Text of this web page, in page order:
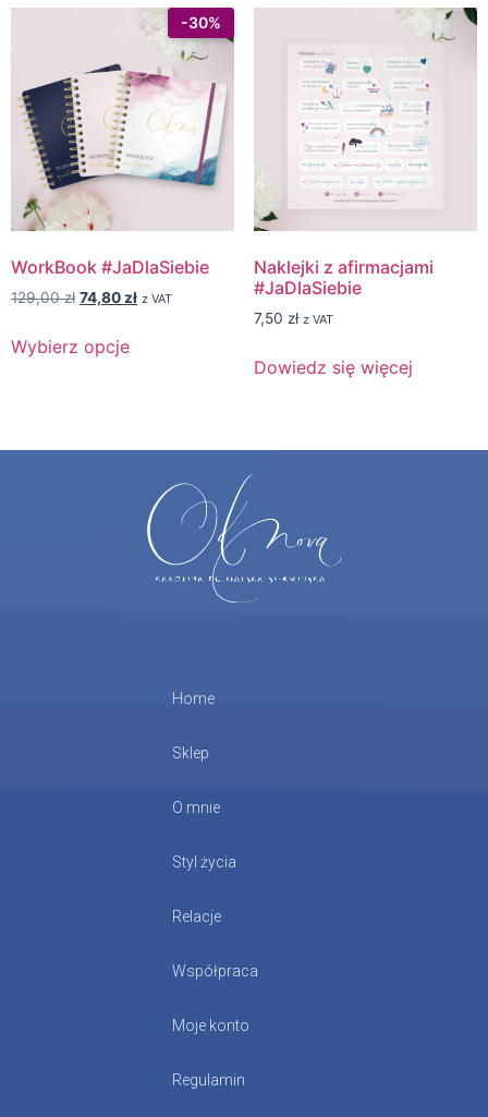
WorkBook #JaDlaSiebie
129,00zł 74,80 zł z VAT
Wybierz opcje
Naklejki z afirmacjami
#JaDlaSiebie
7,50 zł z VAT
Dowiedz się więcej
Home
Sklep
O mnie
Styl życia
Relacje
Współpraca
Moje konto
Regulamin